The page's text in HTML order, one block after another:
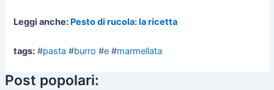
Leggi anche: Pesto di rucola: la ricetta
tags: #pasta #burro #e #marmellata
Post popolari: